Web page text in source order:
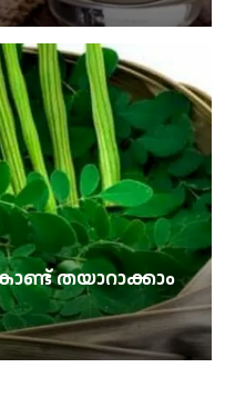
തയാറാക്കാം